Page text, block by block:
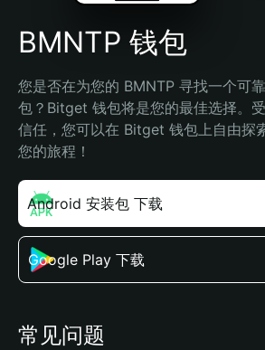
BMNTP 钱包
您是否在为您的 BMNTP 寻找一个可
包？Bitget 钱包将是您的最佳选择。
信任，您可以在 Bitget 钱包上自由探
您的旅程！
Android 安装包 下载
Google Play 下载
常见问题